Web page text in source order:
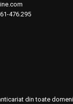
476.295
din toate